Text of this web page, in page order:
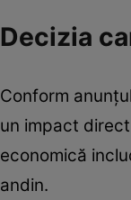
Decizia
Conform
un impact
economică
andin.